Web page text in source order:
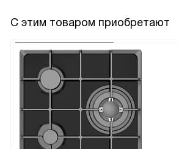
С этим товаром приобретают